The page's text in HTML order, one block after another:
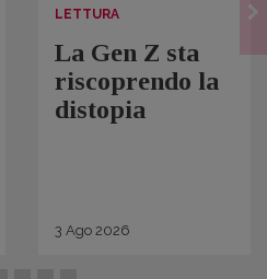
LETTURA
La Gen Z sta
riscoprendo la
distopia
3 Ago 2026